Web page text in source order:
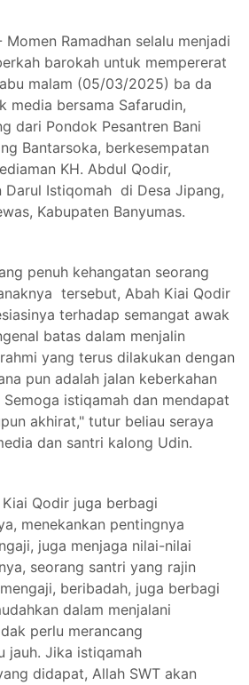
Momen Ramadhan selalu menjadi
barokah untuk mempererat
malam (05/03/2025) ba da
media bersama Safarudin,
dari Pondok Pesantren Bani
Bantarsoka, berkesempatan
KH. Abdul Qodir,
Darul Istiqomah di Desa Jipang,
Kabupaten Banyumas.
penuh kehangatan seorang
tersebut, Abah Kiai Qodir
terhadap semangat awak
batas dalam menjalin
yang terus dilakukan dengan
pun adalah jalan keberkahan
istiqamah dan mendapat
akhirat," tutur beliau seraya
dan santri kalong Udin.
Qodir juga berbagi
menekankan pentingnya
juga menjaga nilai-nilai
seorang santri yang rajin
beribadah, juga berbagi
dalam menjalani
perlu merancang
jauh. Jika istiqamah
didapat, Allah SWT akan